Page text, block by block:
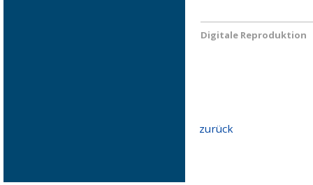
Digitale Reproduktion
zurück